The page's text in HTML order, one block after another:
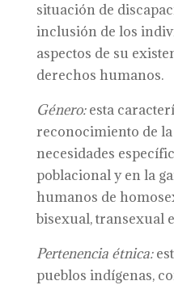
situación de
inclusión de los
aspectos de su
derechos humanos.
Género:esta
reconocimiento de
necesidades
poblacional y en la
humanos de
bisexual, transexual
Pertenencia étnica:
pueblos indígenas,